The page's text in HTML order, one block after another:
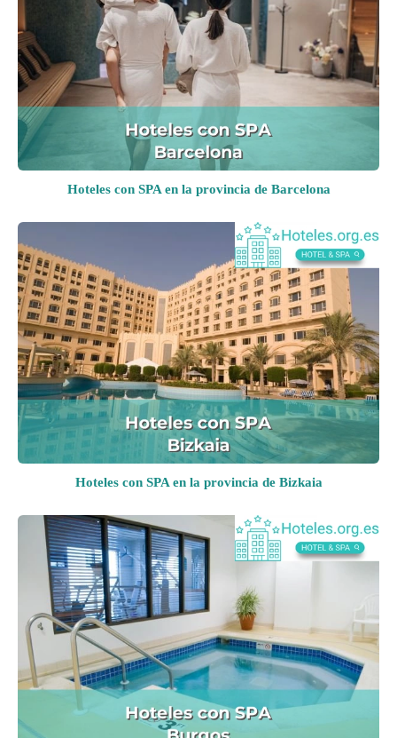
Hoteles con SPA en la provincia de Barcelona
Hoteles con SPA en la provincia de Bizkaia